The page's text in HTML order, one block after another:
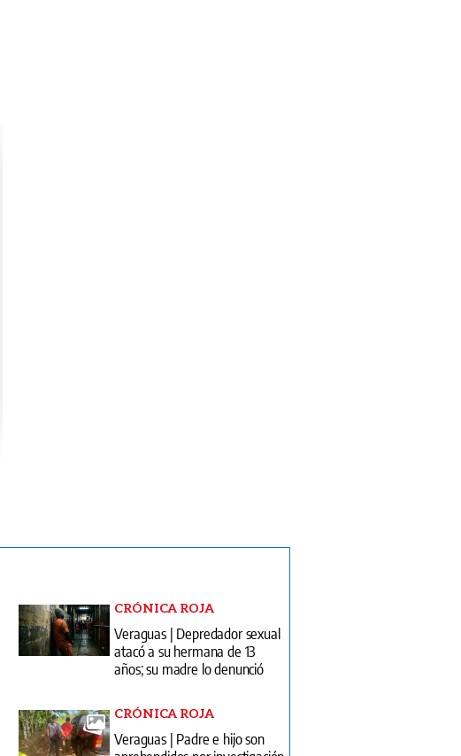
CRÓNICA ROJA
Veraguas | Depredador sexual
atacó a su hermana de 13
años; su madre lo denunció
CRÓNICA ROJA
Veraguas | Padre e hijo son